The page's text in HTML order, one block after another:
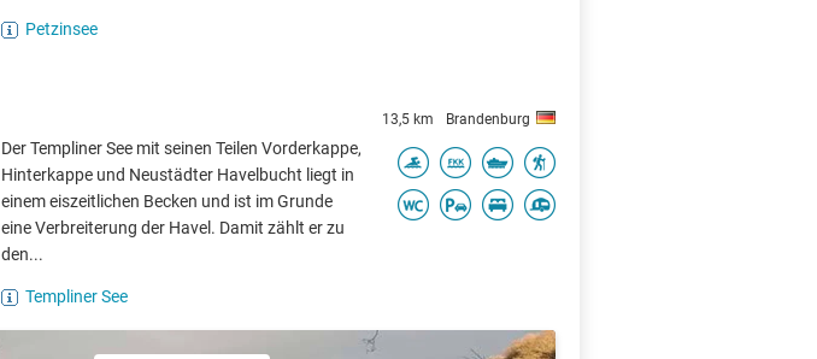
Petzinsee
13,5 km Brandenburg
Der Templiner See mit seinen Teilen Vorderkappe,
Hinterkappe und Neustädter Havelbucht liegt in
einem eiszeitlichen Becken und ist im Grunde
eine Verbreiterung der Havel. Damit zählt er zu
den...
Templiner See